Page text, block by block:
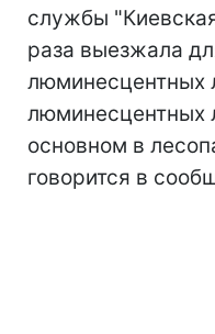
службы
раза выезжала
люминесцентных
люминесцентных
основном в
говорится в